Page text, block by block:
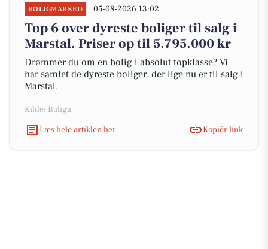
BOLIGMARKED 05-08-2026 13:02
Top 6 over dyreste boliger til salg i
Marstal. Priser op til 5.795.000 kr
Drømmer du om en bolig i absolut topklasse? Vi
har samlet de dyreste boliger, der lige nu er til salg i
Marstal.
Kilde: Boliga
Læs hele artiklen her
Kopiér link